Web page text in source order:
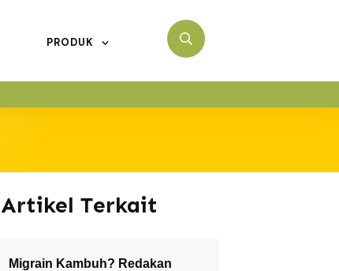
PRODUK
Artikel Terkait
Migrain Kambuh? Redakan